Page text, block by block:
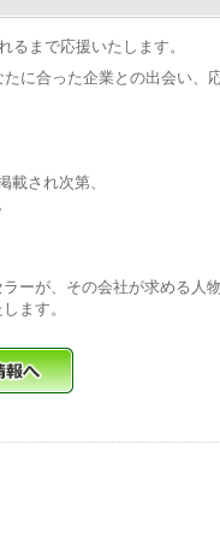
るまで応援いたします。
に合った企業との出会い、
載され次第、
ーが、その会社が求める人
ます。